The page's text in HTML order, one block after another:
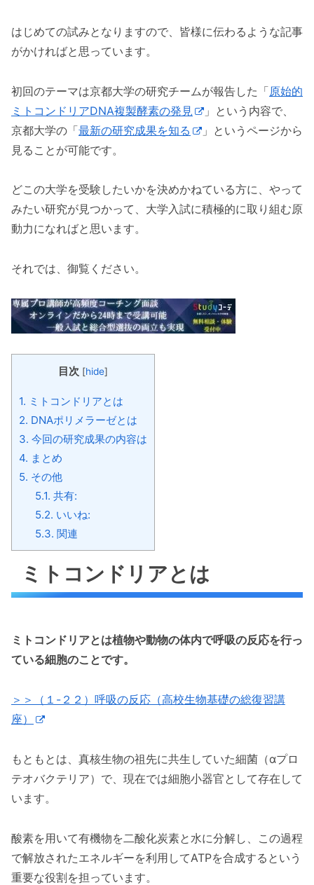
はじめての試みとなりますので、皆様に伝わるような記事
がかければと思っています。
初回のテーマは京都大学の研究チームが報告した「原始的
ミトコンドリアDNA複製酵素の発見
」という内容で、
京都大学の「最新の研究成果を知る
」というページから
見ることが可能です。
どこの大学を受験したいかを決めかねている方に、やって
みたい研究が見つかって、大学入試に積極的に取り組む原
動力になればと思います。
それでは、御覧ください。
目次 [hide]
1. ミトコンドリアとは
2. DNAポリメラーゼとは
3. 今回の研究成果の内容は
4. まとめ
5. その他
5.1. 共有:
5.2. いいね:
5.3. 関連
ミトコンドリアとは
ミトコンドリアとは植物や動物の体内で呼吸の反応を行っ
ている細胞のことです。
＞＞（１-２２）呼吸の反応（高校生物基礎の総復習講
座）
もともとは、真核生物の祖先に共生していた細菌（αプロ
テオバクテリア）で、現在では細胞小器官として存在して
います。
酸素を用いて有機物を二酸化炭素と水に分解し、この過程
で解放されたエネルギーを利用してATPを合成するという
重要な役割を担っています。